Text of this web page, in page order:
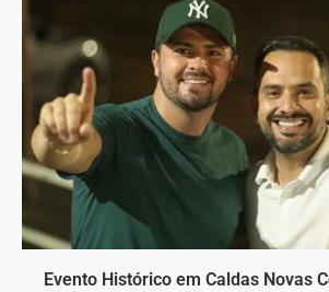
Evento Histórico em Caldas Novas